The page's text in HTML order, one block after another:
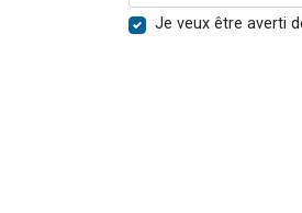
Je veux être averti